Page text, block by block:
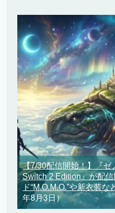
【7/30配信開始！】『
Switch 2 Edition』が配
ド“M.O.M.O.”や新衣装
年8月3日）